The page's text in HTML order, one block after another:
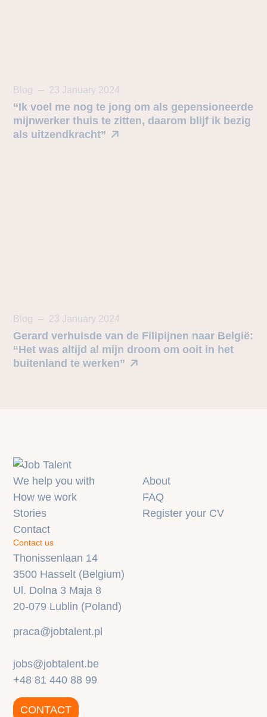
Blog 23 January 2024
“Ik voel me nog te jong om als gepensioneerde
mijnwerker thuis te zitten, daarom blijf ik bezig
als uitzendkracht”
Blog 23 January 2024
Gerard verhuisde van de Filipijnen naar België:
“Het was altijd al mijn droom om ooit in het
buitenland te werken”
We help you with
How we work
Stories
Contact
About
FAQ
Register your CV
Contact us
Thonissenlaan 14
3500 Hasselt (Belgium)
Ul. Dolna 3 Maja 8
20-079 Lublin (Poland)
praca@jobtalent.pl
jobs@jobtalent.be
+48 81 440 88 99
CONTACT